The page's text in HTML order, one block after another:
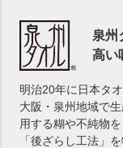
泉州
高い
明治20年に日本タ
大阪・泉州地域で
用する糊や不純物
「後ざらし工法」